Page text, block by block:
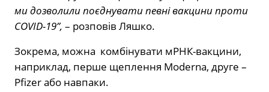
ми дозволили поєднувати певні вакцини проти
COVID-19”, – розповів Ляшко.
Зокрема, можна комбінувати мРНК-вакцини,
наприклад, перше щеплення Moderna, друге –
Pfizer або навпаки.